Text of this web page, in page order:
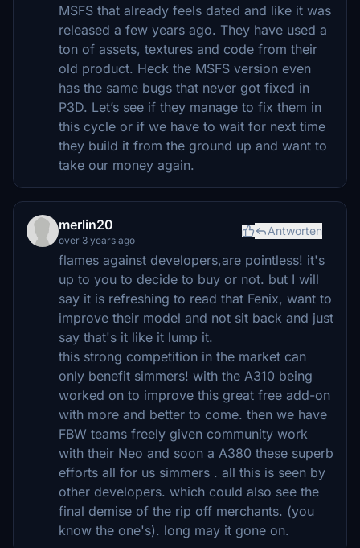
MSFS that already feels dated and like it was
released a few years ago. They have used a
ton of assets, textures and code from their
old product. Heck the MSFS version even
has the same bugs that never got fixed in
P3D. Let’s see if they manage to fix them in
this cycle or if we have to wait for next time
they build it from the ground up and want to
take our money again.
merlin20
over 3 years ago
Antworten
flames against developers,are pointless! it's
up to you to decide to buy or not. but I will
say it is refreshing to read that Fenix, want to
improve their model and not sit back and just
say that's it like it lump it.
this strong competition in the market can
only benefit simmers! with the A310 being
worked on to improve this great free add-on
with more and better to come. then we have
FBW teams freely given community work
with their Neo and soon a A380 these superb
efforts all for us simmers . all this is seen by
other developers. which could also see the
final demise of the rip off merchants. (you
know the one's). long may it gone on.